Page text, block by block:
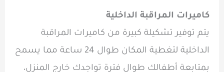
كاميرات المراقبة الداخلية
يتم توفير تشكيلة كبيرة من كاميرات المراقبة
الداخلية لتغطية المكان طوال 24 ساعة مما يسمح
بمتابعة أطفالك طوال فترة تواجدك خارج المنزل،